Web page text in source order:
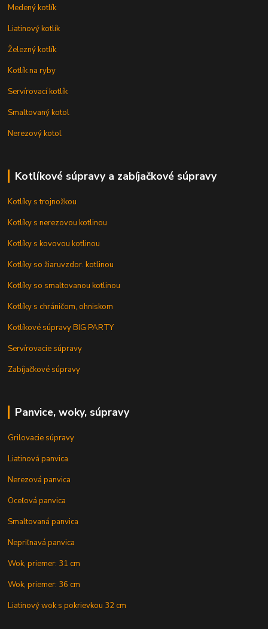
Medený kotlík
Liatinový kotlík
Železný kotlík
Kotlík na ryby
Servírovací kotlík
Smaltovaný kotol
Nerezový kotol
Kotlíkové súpravy a zabíjačkové súpravy
Kotlíky s trojnožkou
Kotlíky s nerezovou kotlinou
Kotlíky s kovovou kotlinou
Kotlíky so žiaruvzdor. kotlinou
Kotlíky so smaltovanou kotlinou
Kotlíky s chráničom, ohniskom
Kotlíkové súpravy BIG PARTY
Servírovacie súpravy
Zabíjačkové súpravy
Panvice, woky, súpravy
Grilovacie súpravy
Liatinová panvica
Nerezová panvica
Oceľová panvica
Smaltovaná panvica
Nepriľnavá panvica
Wok, priemer: 31 cm
Wok, priemer: 36 cm
Liatinový wok s pokrievkou 32 cm